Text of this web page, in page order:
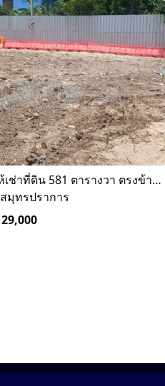
ให้เช่าที่ดิน 581 ตารางวา ตรงข้างอู่ใหม่แจ็คบางหญ้าแพรก บางหัวเสือ
สมุทรปราการ
29,000